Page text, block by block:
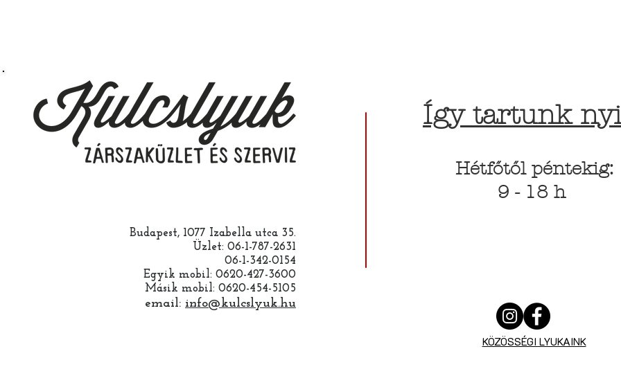
Budapest, 1077 Izabella utca 35.
Üzlet: 06-1-787-2631
06-1-342-0154
Egyik mobil: 0620-427-3600
Másik mobil: 0620-454-5105
email: info@kulcslyuk.hu
Így tartunk
Hétfőtől péntekig:
9 - 18 h
KÖZÖSSÉGI LYUKAINK